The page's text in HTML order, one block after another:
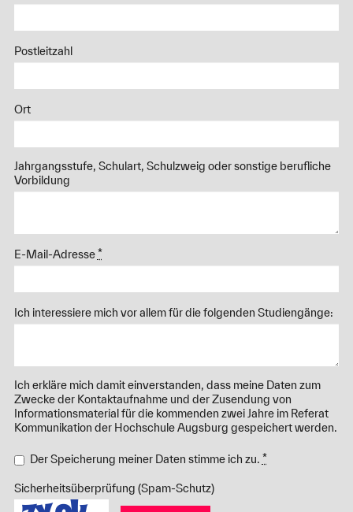
Postleitzahl
Ort
Jahrgangsstufe, Schulart, Schulzweig oder sonstige berufliche
Vorbildung
E-Mail-Adresse*
Ich interessiere mich vor allem für die folgenden Studiengänge:
Ich erkläre mich damit einverstanden, dass meine Daten zum
Zwecke der Kontaktaufnahme und der Zusendung von
Informationsmaterial für die kommenden zwei Jahre im Referat
Kommunikation der Hochschule Augsburg gespeichert werden.
Der Speicherung meiner Daten stimme ich zu. *
Sicherheitsüberprüfung (Spam-Schutz)